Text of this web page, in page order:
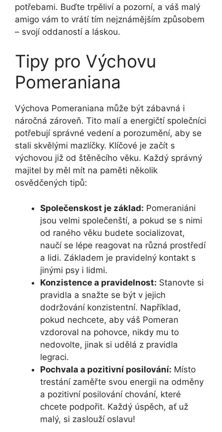
potřebami. Buďte trpěliví a pozorní, a váš malý
amigo vám to vrátí tím nejznámějším způsobem
– svojí oddaností a láskou.
Tipy pro Výchovu
Pomeraniana
Výchova Pomeraniana může být zábavná i
náročná zároveň. Tito malí a energičtí společníci
potřebují správné vedení a porozumění, aby se
stali skvělými mazlíčky. Klíčové je začít s
výchovou již od štěněcího věku. Každý správný
majitel by měl mít na paměti několik
osvědčených tipů:
Společenskost je základ: Pomeraniáni
jsou velmi společenští, a pokud se s nimi
od raného věku budete socializovat,
naučí se lépe reagovat na různá prostředí
a lidi. Základem je pravidelný kontakt s
jinými psy i lidmi.
Konzistence a pravidelnost: Stanovte si
pravidla a snažte se být v jejich
dodržování konzistentní. Například,
pokud nechcete, aby váš Pomeran
vzdoroval na pohovce, nikdy mu to
nedovolte, jinak si udělá z pravidla
legraci.
Pochvala a pozitivní posilování: Místo
trestání zaměřte svou energii na odměny
a pozitivní posilování chování, které
chcete podpořit. Každý úspěch, ať už
malý, si zaslouží oslavu!